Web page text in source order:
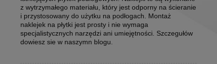
z wytrzymałego materiału, który jest odporny na ścieranie
i przystosowany do użytku na podłogach. Montaż
naklejek na płytki jest prosty i nie wymaga
specjalistycznych narzędzi ani umiejętności. Szczegułów
dowiesz sie w naszymn blogu.